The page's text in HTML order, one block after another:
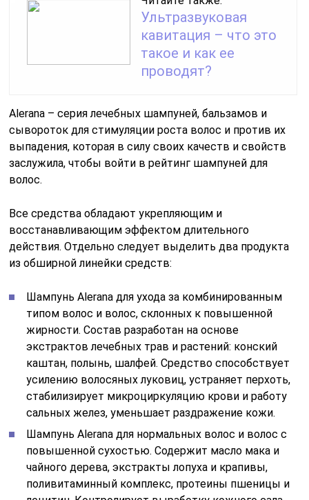
Ультразвуковая
кавитация – что это
такое и как ее
проводят?
Alerana – серия лечебных шампуней, бальзамов и
сывороток для стимуляции роста волос и против их
выпадения, которая в силу своих качеств и свойств
заслужила, чтобы войти в рейтинг шампуней для
волос.
Все средства обладают укрепляющим и
восстанавливающим эффектом длительного
действия. Отдельно следует выделить два продукта
из обширной линейки средств:
Шампунь Alerana для ухода за комбинированным
типом волос и волос, склонных к повышенной
жирности. Состав разработан на основе
экстрактов лечебных трав и растений: конский
каштан, полынь, шалфей. Средство способствует
усилению волосяных луковиц, устраняет перхоть,
стабилизирует микроциркуляцию крови и работу
сальных желез, уменьшает раздражение кожи.
Шампунь Alerana для нормальных волос и волос с
повышенной сухостью. Содержит масло мака и
чайного дерева, экстракты лопуха и крапивы,
поливитаминный комплекс, протеины пшеницы и